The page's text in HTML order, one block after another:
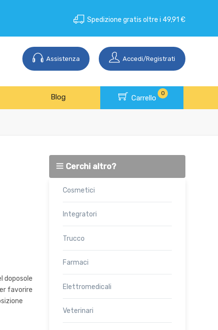
Spedizione gratis oltre i 49,91 €
Assistenza Accedi/Registrati
Blog Carrello
0
doposole
favorire
Cerchi altro?
Cosmetici
Integratori
Trucco
Farmaci
Elettromedicali
Veterinari